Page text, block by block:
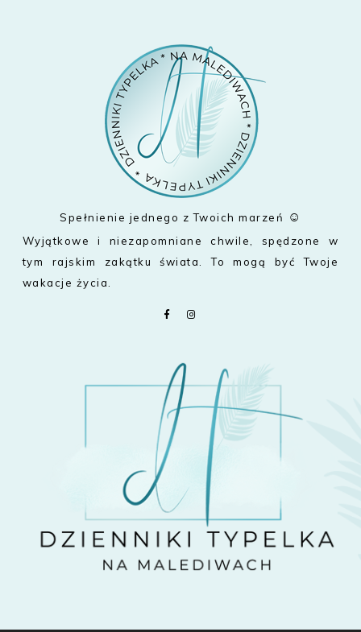
Spełnienie jednego z Twoich marzeń ☺
Wyjątkowe i niezapomniane chwile, spędzone w
tym rajskim zakątku świata. To mogą być Twoje
wakacje życia.